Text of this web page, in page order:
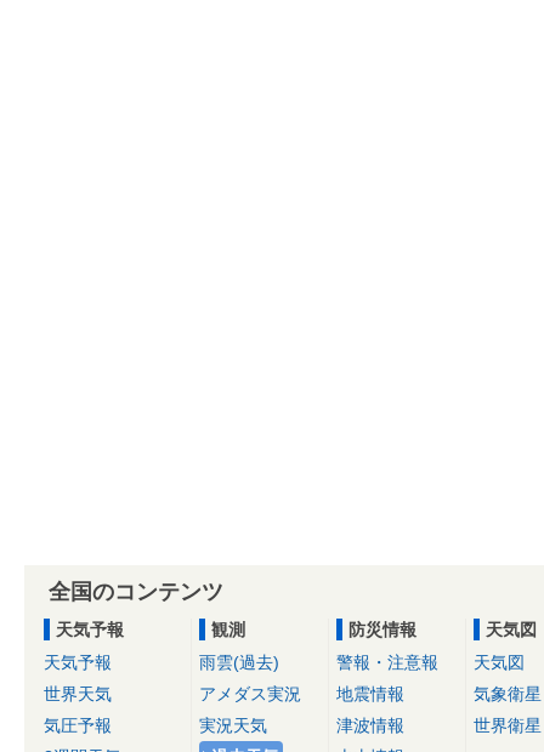
全国のコンテンツ
天気予報
天気予報
世界天気
気圧予報
観測
雨雲(過去)
アメダス実況
実況天気
防災情報
警報・注意報
地震情報
津波情報
天気図
天気図
気象衛星
世界衛星